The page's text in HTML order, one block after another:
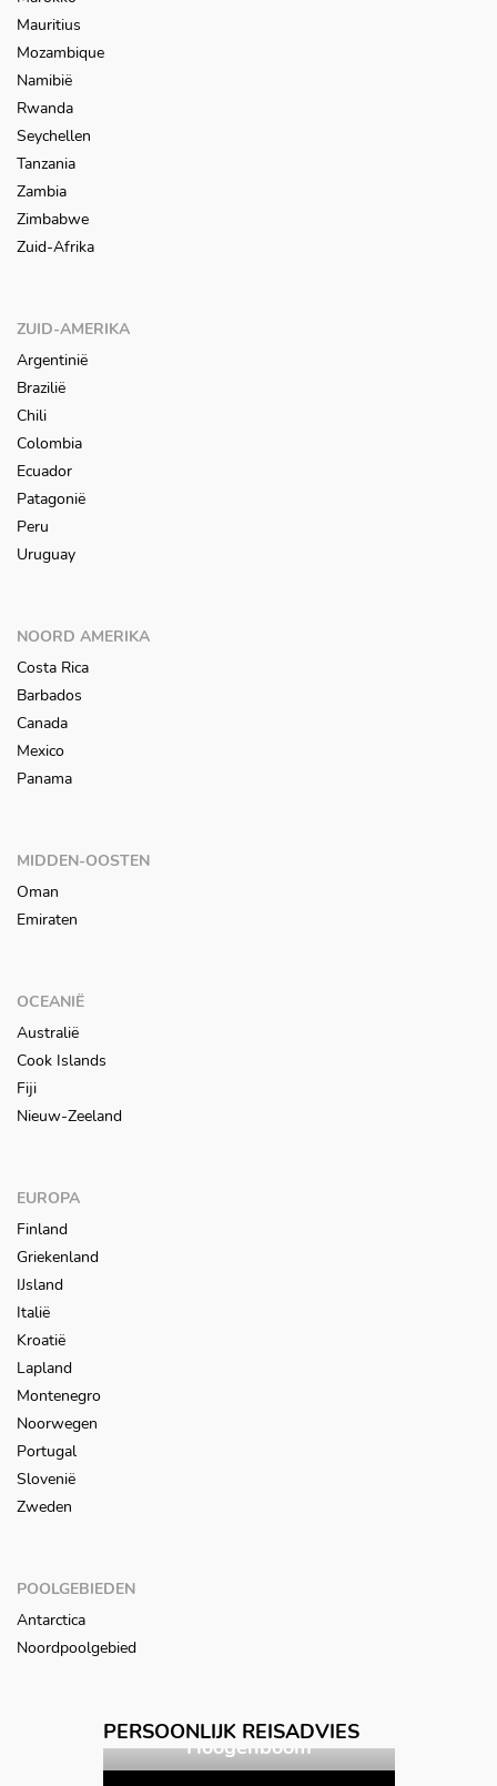
Mauritius
Mozambique
Namibië
Rwanda
Seychellen
Tanzania
Zambia
Zimbabwe
Zuid-Afrika
ZUID-AMERIKA
Argentinië
Brazilië
Chili
Colombia
Ecuador
Patagonië
Peru
Uruguay
NOORD AMERIKA
Costa Rica
Barbados
Canada
Mexico
Panama
MIDDEN-OOSTEN
Oman
Emiraten
OCEANIË
Australië
Cook Islands
Fiji
Nieuw-Zeeland
EUROPA
Finland
Griekenland
IJsland
Italië
Kroatië
Lapland
Montenegro
Noorwegen
Portugal
Slovenië
Zweden
POOLGEBIEDEN
Antarctica
Noordpoolgebied
PERSOONLIJK REISADVIES
Ingrid van der Spoel